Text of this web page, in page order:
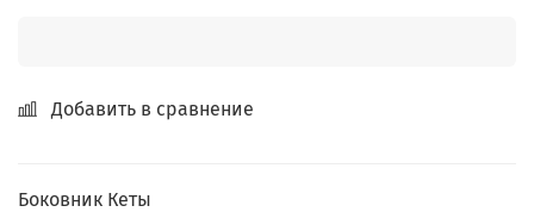
Добавить в сравнение
Боковник Кеты